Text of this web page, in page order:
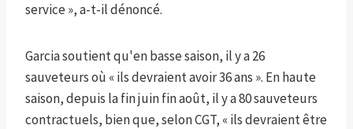
service », a-t-il dénoncé.
Garcia soutient qu'en basse saison, il y a 26
sauveteurs où « ils devraient avoir 36 ans ». En haute
saison, depuis la fin juin fin août, il y a 80 sauveteurs
contractuels, bien que, selon CGT, « ils devraient être